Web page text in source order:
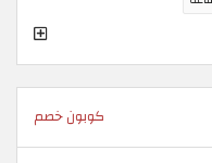
كوبون خصم